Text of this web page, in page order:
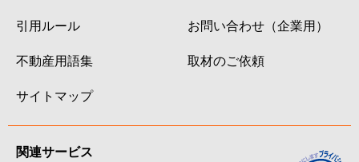
引用ルール
不動産用語集
サイトマップ
お問い合わせ（企業用）
取材のご依頼
関連サービス